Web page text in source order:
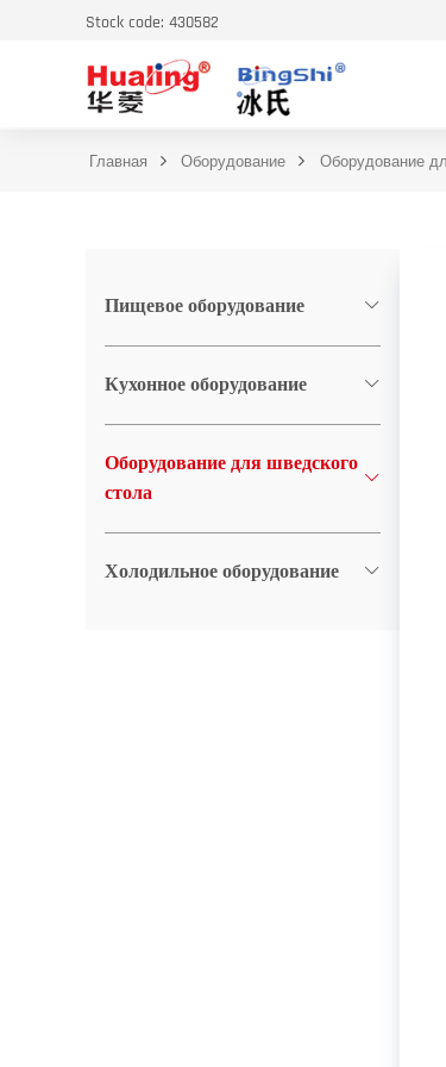
Stock code: 430582
Главная Оборудование Оборудование
Пищевое оборудование
Кухонное оборудование
Оборудование для шведского
стола
Холодильное оборудование